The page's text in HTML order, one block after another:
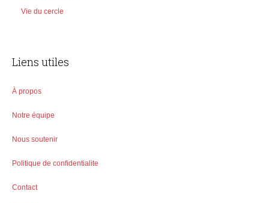
Vie du cercle
Liens utiles
À propos
Notre équipe
Nous soutenir
Politique de confidentialite
Contact